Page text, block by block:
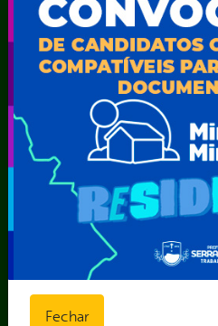
Secretaria Municipal da
Secretaria Municipal de
Secretaria Municipal de
SEMARH / Secretaria de
Secretaria Municipal de
Secretaria Municipal de
Secretaria Municipal de
Secretaria Municipal de
Secretaria Municipal de
Secretaria Municipal de
Secretaria Municipal de
Secretaria Municipal de
Secretaria Municipal de
Superintendência de
Talhada-STTRANS
Fechar